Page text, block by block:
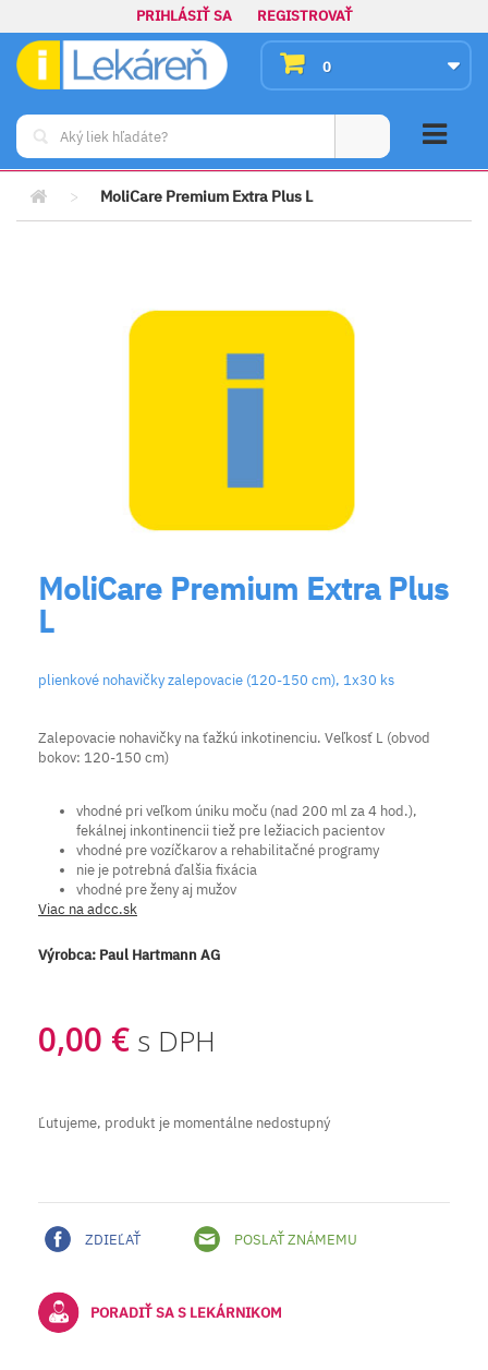
PRIHLÁSIŤ SA REGISTROVAŤ
0
> MoliCare Premium Extra Plus L
MoliCare Premium Extra Plus
L
plienkové nohavičky zalepovacie (120-150 cm), 1x30 ks
Zalepovacie nohavičky na ťažkú inkotinenciu. Veľkosť L (obvod
bokov: 120-150 cm)
vhodné pri veľkom úniku moču (nad 200 ml za 4 hod.),
fekálnej inkontinencii tiež pre ležiacich pacientov
vhodné pre vozíčkarov a rehabilitačné programy
nie je potrebná ďalšia fixácia
vhodné pre ženy aj mužov
Viac na adcc.sk
Výrobca: Paul Hartmann AG
0,00 € s DPH
Ľutujeme, produkt je momentálne nedostupný
ZDIEĽAŤ POSLAŤ ZNÁMEMU
PORADIŤ SA S LEKÁRNIKOM